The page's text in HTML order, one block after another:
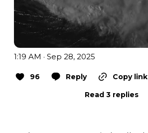
1:19 AM · Sep 28, 2025
96 Reply
Copy link
Read 3 replies